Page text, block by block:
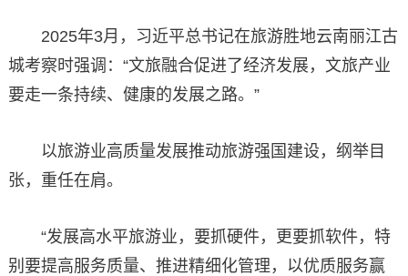
2025年3月，习近平总书记在旅游胜地云南丽江古
城考察时强调：“文旅融合促进了经济发展，文旅产业
要走一条持续、健康的发展之路。”
以旅游业高质量发展推动旅游强国建设，纲举目
张，重任在肩。
“发展高水平旅游业，要抓硬件，更要抓软件，特
别要提高服务质量、推进精细化管理，以优质服务赢